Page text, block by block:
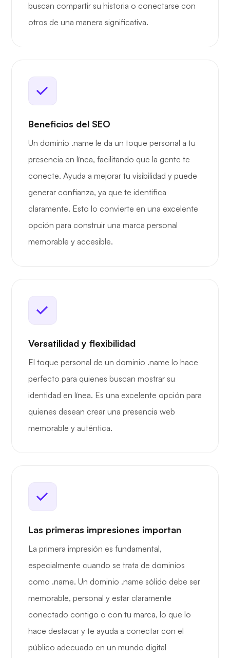
buscan compartir su historia o conectarse con
otros de una manera significativa.
Beneficios del SEO
Un dominio .name le da un toque personal a tu
presencia en línea, facilitando que la gente te
conecte. Ayuda a mejorar tu visibilidad y puede
generar confianza, ya que te identifica
claramente. Esto lo convierte en una excelente
opción para construir una marca personal
memorable y accesible.
Versatilidad y flexibilidad
El toque personal de un dominio .name lo hace
perfecto para quienes buscan mostrar su
identidad en línea. Es una excelente opción para
quienes desean crear una presencia web
memorable y auténtica.
Las primeras impresiones importan
La primera impresión es fundamental,
especialmente cuando se trata de dominios
como .name. Un dominio .name sólido debe ser
memorable, personal y estar claramente
conectado contigo o con tu marca, lo que lo
hace destacar y te ayuda a conectar con el
público adecuado en un mundo digital